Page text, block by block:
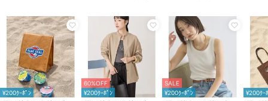
サイズ
素材
本体 不飽和ﾎ゜ﾘｴｽﾃﾙ樹脂 100% 付
属部分 ﾎ゜ﾘﾌ゜ﾛﾋ゜ﾚﾝ 100%
商品のお取り扱い方法
原産国 中華人民共和国
¥200ｸｰﾎﾟﾝ
60%OFF
¥200ｸｰﾎﾟﾝ
SALE
¥200ｸｰﾎﾟﾝ
¥200ｸｰ